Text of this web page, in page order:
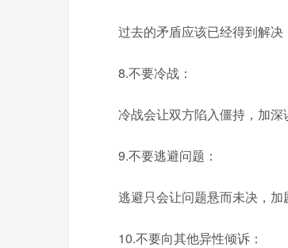
过去的矛盾应该已经得到解决
8.不要冷战：
冷战会让双方陷入僵持，加深
9.不要逃避问题：
逃避只会让问题悬而未决，加
10.不要向其他异性倾诉：